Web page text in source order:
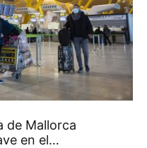
de Mallorca
en el…